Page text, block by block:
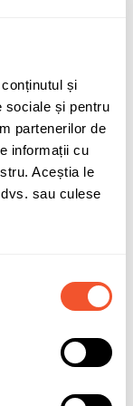
și
sociale și pentru
partenerilor de
informații cu
Aceștia le
sau culese
si in prezent este